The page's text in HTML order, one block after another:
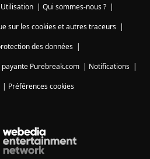
| Qui sommes-nous ? |
sur les cookies et autres traceurs|
des données|
Purebreak.com | Notifications |
| Préférences cookies